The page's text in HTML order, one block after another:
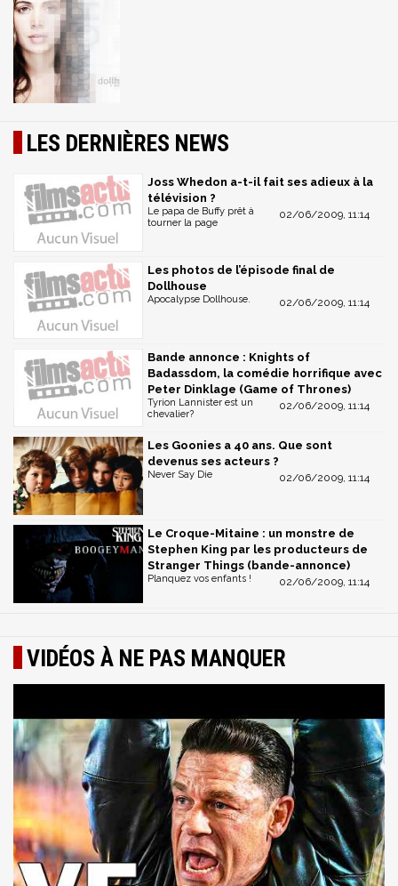
LES DERNIÈRES NEWS
Joss Whedon a-t-il fait ses adieux à la
télévision ?
02/06/2009, 11:14
Le papa de Buffy prêt à
tourner la page
Les photos de l’épisode final de
Dollhouse
02/06/2009, 11:14
Apocalypse Dollhouse.
Bande annonce : Knights of
Badassdom, la comédie horrifique avec
Peter Dinklage (Game of Thrones)
02/06/2009, 11:14
Tyrion Lannister est un
chevalier?
Les Goonies a 40 ans. Que sont
devenus ses acteurs ?
02/06/2009, 11:14
Never Say Die
Le Croque-Mitaine : un monstre de
Stephen King par les producteurs de
Stranger Things (bande-annonce)
02/06/2009, 11:14
Planquez vos enfants !
VIDÉOS À NE PAS MANQUER